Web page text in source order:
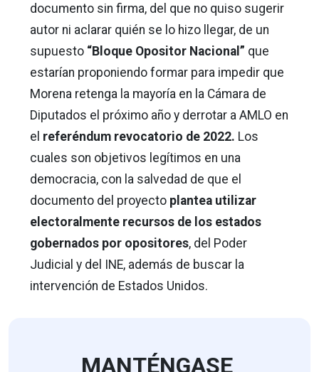
documento sin firma, del que no quiso sugerir
autor ni aclarar quién se lo hizo llegar, de un
supuesto “Bloque Opositor Nacional” que
estarían proponiendo formar para impedir que
Morena retenga la mayoría en la Cámara de
Diputados el próximo año y derrotar a AMLO en
el referéndum revocatorio de 2022. Los
cuales son objetivos legítimos en una
democracia, con la salvedad de que el
documento del proyecto plantea utilizar
electoralmente recursos de los estados
gobernados por opositores, del Poder
Judicial y del INE, además de buscar la
intervención de Estados Unidos.
MANTÉNGASE